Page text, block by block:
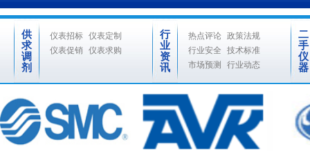
供
求
调
剂
仪表招标 仪表定制
仪表促销
仪表求购
行
业
资
讯
热点评论 政策法规
行业安全
技术标准
市场预测
行业动态
二
手
仪
器